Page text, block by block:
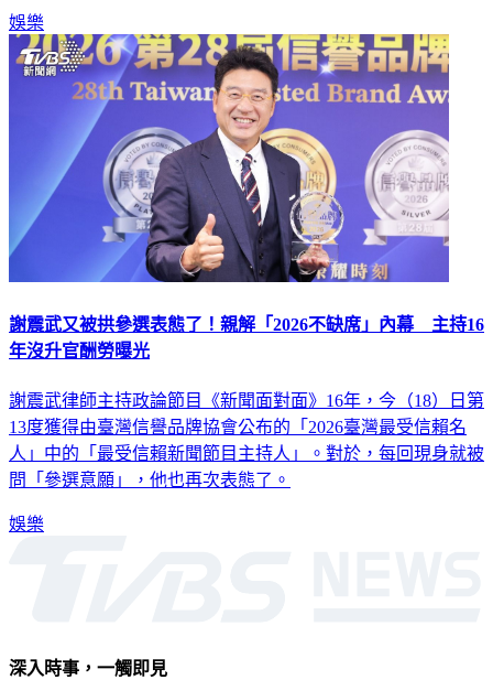
娛樂
謝震武又被拱參選表態了！親解「2026不缺席」內幕 主持16
年沒升官酬勞曝光
謝震武律師主持政論節目《新聞面對面》16年，今（18）日第
13度獲得由臺灣信譽品牌協會公布的「2026臺灣最受信賴名
人」中的「最受信賴新聞節目主持人」。對於，每回現身就被
問「參選意願」，他也再次表態了。
娛樂
深入時事，一觸即見